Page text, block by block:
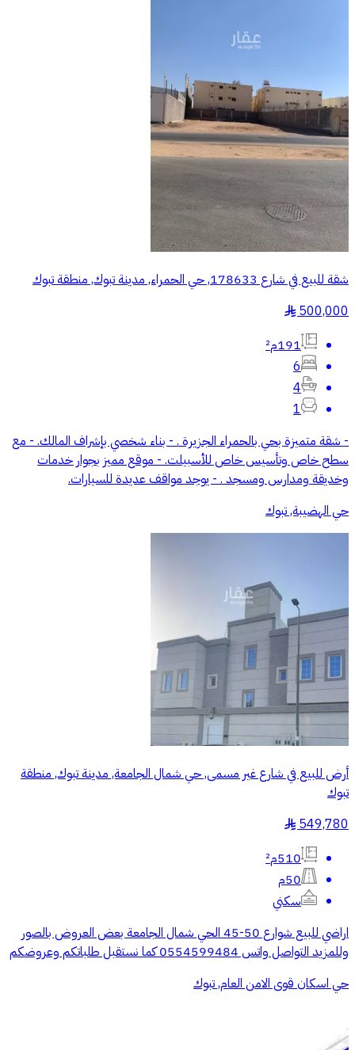
شقة للبيع في شارع 178633, حي الحمراء, مدينة تبوك, منطقة تبوك
500,000
§
191م²
6
4
1
- شقة متميزة بحي بالحمراء الجزيرة . - بناء شخصي بإشراف المالك. - مع
سطح خاص وتأسيس خاص للأسبيلت. - موقع مميز بجوار خدمات
وخديقة ومدارس ومسجد . - يوجد مواقف عديدة للسيارات.
حي الهضيبة, تبوك
أرض للبيع في شارع غير مسمى, حي شمال الجامعة, مدينة تبوك, منطقة
تبوك
549,780
§
510م²
50م
سكني
اراضي للبيع شوارع 50-45 الحي شمال الجامعة بعض العروض بالصور
وللمزيد التواصل واتس 0554599484 كما نستقبل طلباتكم وعروضكم
حي اسكان قوى الامن العام, تبوك